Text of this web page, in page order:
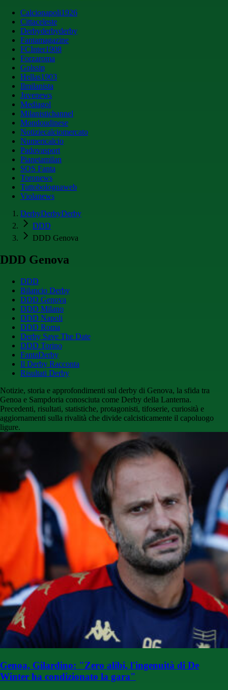
Calcionapoli1926
Cittaceleste
Derbyderbyderby
Fantamagazine
FCInter1908
Forzaroma
Golssip
Hellas1903
Ilmilanista
Juvenews
Mediagol
Milanistichannel
Mondoudinese
Notiziecalciomercato
Numericalcio
Padovasport
Pianetamilan
SOS Fanta
Toronews
Tuttobolognaweb
Violanews
DerbyDerbyDerby
DDD
DDD Genova
DDD Genova
DDD
Bilancio Derby
DDD Genova
DDD Milano
DDD Napoli
DDD Roma
Derby Save The Date
DDD Torino
FantaDerby
Il Derby Racconta
Risultati Derby
Notizie, storia e approfondimenti sul derby di Genova, la sfida tra
Genoa e Sampdoria conosciuta come Derby della Lanterna.
Precedenti, risultati, statistiche, protagonisti, tifoserie, curiosità e
aggiornamenti sulla rivalità che divide calcisticamente il capoluogo
ligure.
Genoa, Gilardino: "Zero alibi, l'ingenuità di De
Winter ha condizionato la gara"